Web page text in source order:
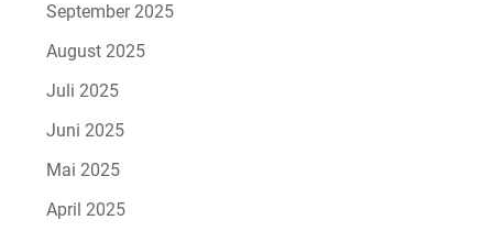
September 2025
August 2025
Juli 2025
Juni 2025
Mai 2025
April 2025